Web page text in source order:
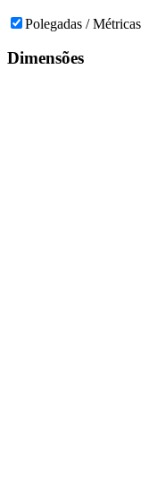
Polegadas / Métricas
Dimensões